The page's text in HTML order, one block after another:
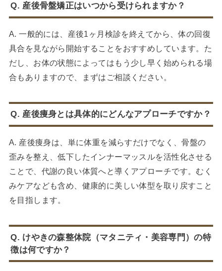
Q. 産後骨盤矯正はいつから受けられますか？
A. 一般的には、産後1ヶ月検診を終えてから、体の回復
具合を見ながら開始することをおすすめしています。た
だし、お体の状態によってはもう少し早く始められる場
合もありますので、まずはご相談ください。
Q. 産後痩身とは具体的にどんなアプローチですか？
A. 産後痩身は、単に体重を減らすだけでなく、骨盤の
歪みを整え、低下したインナーマッスルを活性化させる
ことで、代謝の良い体質へと導くアプローチです。むく
みケアなども含め、健康的に美しい体型を取り戻すこと
を目指します。
Q. けやきの森整体院（マタニティ・美容専門）の特
徴は何ですか？